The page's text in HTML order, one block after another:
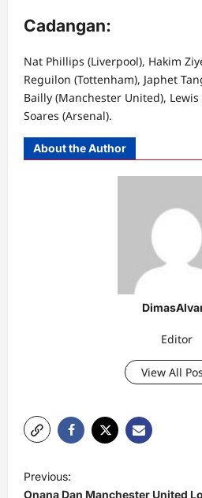
Cadangan:
Nat Phillips (Liverpool), Hakim
Reguilon (Tottenham), Japhet
Bailly (Manchester United), Lewis
Soares (Arsenal).
About the Author
Editor
View All
P
o
Previous:
Onana Dan Manchester United